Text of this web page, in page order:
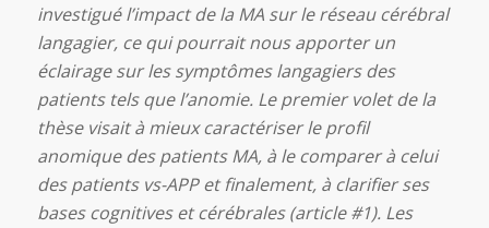
investigué l’impact de la MA sur le réseau cérébral
langagier, ce qui pourrait nous apporter un
éclairage sur les symptômes langagiers des
patients tels que l’anomie. Le premier volet de la
thèse visait à mieux caractériser le profil
anomique des patients MA, à le comparer à celui
des patients vs-APP et finalement, à clarifier ses
bases cognitives et cérébrales (article #1). Les